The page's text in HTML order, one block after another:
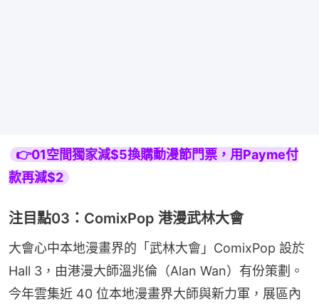
👉01空間獨家減$5換購動漫節門票，用Payme付
款再減$2
注目點03：ComixPop 港漫武林大會
大會心中本地漫畫界的「武林大會」ComixPop 設於
Hall 3，由港漫大師溫兆倫（Alan Wan）有份策劃。
今年雲集近 40 位本地漫畫界大師與新力軍，展區內